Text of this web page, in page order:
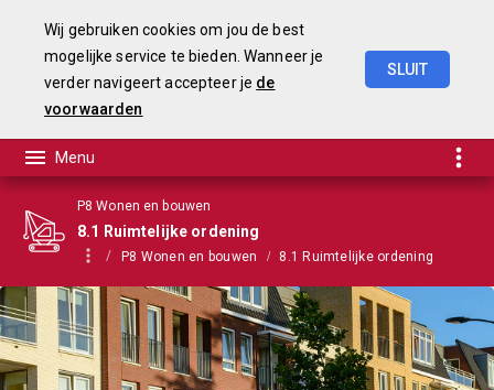
P8 Wonen en bouwen
8.1 Ruimtelijke ordening
P8 Wonen en bouwen 8.1 Ruimtelijke ordening
Wij gebruiken cookies om jou de best
mogelijke service te bieden. Wanneer je
verder navigeert accepteer je de
voorwaarden
SLUIT